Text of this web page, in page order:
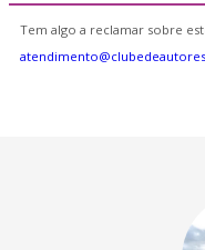
Tem algo a reclamar sobre